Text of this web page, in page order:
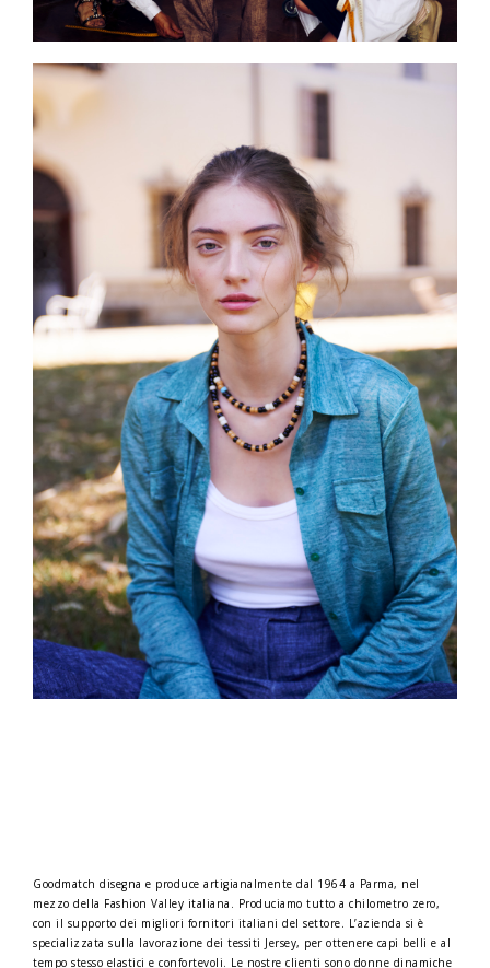
Goodmatch disegna e produce artigianalmente dal 1964 a Parma, nel
mezzo della Fashion Valley italiana. Produciamo tutto a chilometro zero,
con il supporto dei migliori fornitori italiani del settore. L’azienda si è
specializzata sulla lavorazione dei tessiti Jersey, per ottenere capi belli e al
tempo stesso elastici e confortevoli. Le nostre clienti sono donne dinamiche